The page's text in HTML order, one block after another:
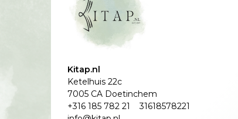
Kitap.nl
Ketelhuis 22c
7005 CA Doetinchem
+316 185 782 21
31618578221